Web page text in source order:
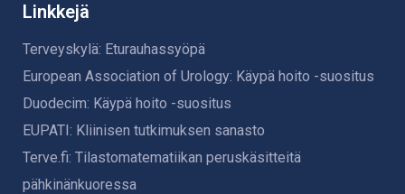
Linkkejä
Terveyskylä: Eturauhassyöpä
European Association of Urology: Käypä hoito -suositus
Duodecim: Käypä hoito -suositus
EUPATI: Kliinisen tutkimuksen sanasto
Terve.fi: Tilastomatematiikan peruskäsitteitä
pähkinänkuoressa